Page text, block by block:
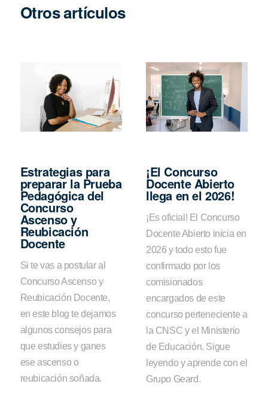
Otros artículos
Estrategias para
preparar la Prueba
Pedagógica del
Concurso
Ascenso y
Reubicación
Docente
Si te vas a postular al
Concurso Ascenso y
Reubicación Docente,
en este blog te dejamos
algunos consejos para
que estudies y ganes
ese ascenso o
reubicación soñada.
¡El Concurso
Docente Abierto
llega en el 2026!
¡Es oficial! El Concurso
Docente Abierto inicia en
2026 y todo esto fue
confirmado por los
comisionados
encargados de este
concurso perteneciente a
la CNSC y el Ministerio
de Educación. Sigue
leyendo y aprende con el
Grupo Geard.